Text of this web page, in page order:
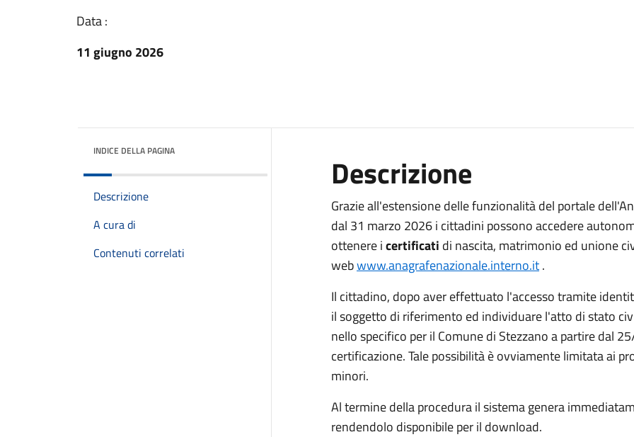
Data :
11 giugno 2026
INDICE DELLA PAGINA
Descrizione
A cura di
Contenuti correlati
Descrizione
Grazie all'estensione delle funzionalità del portale
dal 31 marzo 2026 i cittadini possono accedere
ottenere icertificati di nascita, matrimonio ed unione
webwww.anagrafenazionale.interno.it.
Il cittadino, dopo aver effettuato l'accesso tramite
il soggetto di riferimento ed individuare l'atto di stato
nello specifico per il Comune di Stezzano a partire dal
certificazione. Tale possibilità è ovviamente limitata ai
minori.
Al termine della procedura il sistema genera
rendendolo disponibile per il download.